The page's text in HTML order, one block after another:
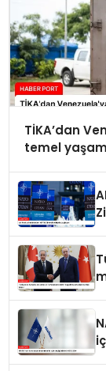
TİKA’dan
temel